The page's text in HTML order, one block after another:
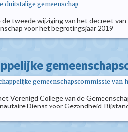
duitstalige gemeenschap
tweede wijziging van het decreet
voor het begrotingsjaar 2019
gemeenschapscommissie van
Verenigd College van de
Dienst voor Gezondheid,